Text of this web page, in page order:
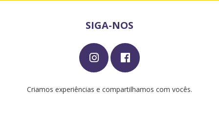
SIGA-NOS
Criamos experiências e compartilhamos com vocês.